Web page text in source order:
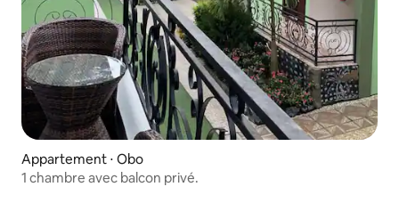
Appartement ⋅ Obo
1 chambre avec balcon privé.